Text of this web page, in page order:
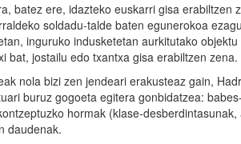
batez ere, idazteko euskarri gisa erabiltzen
soldadu-talde baten egunerokoa
inguruko indusketetan aurkitutako
bat, jostailu edo txantxa gisa erabiltzen zena.
nola bizi zen jendeari erakusteaz gain,
buruz gogoeta egitera gonbidatzea:
hormak (klase-desberdintasunak,
daudenak.